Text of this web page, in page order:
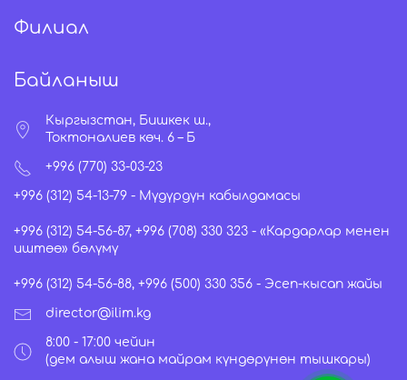
Филиал
Байланыш
Кыргызстан, Бишкек ш.,
Токтоналиев көч. 6 – Б
+996 (770) 33-03-23
+996 (312) 54-13-79 - Мүдүрдүн кабылдамасы
+996 (312) 54-56-87, +996 (708) 330 323 - «Кардарлар менен
иштөө» бөлүмү
+996 (312) 54-56-88, +996 (500) 330 356 - Эсеп-кысап жайы
director@ilim.kg
8:00 - 17:00 чейин
(дем алыш жана майрам күндөрүнөн тышкары)